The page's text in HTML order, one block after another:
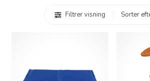
Filtrer visning